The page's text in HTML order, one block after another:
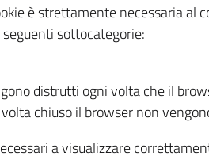
è strettamente necessaria al
sottocategorie:
distrutti ogni volta che il
chiuso il browser non
a visualizzare